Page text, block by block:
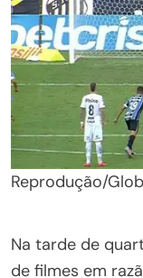
Reprodução/
Na tarde de
de filmes em